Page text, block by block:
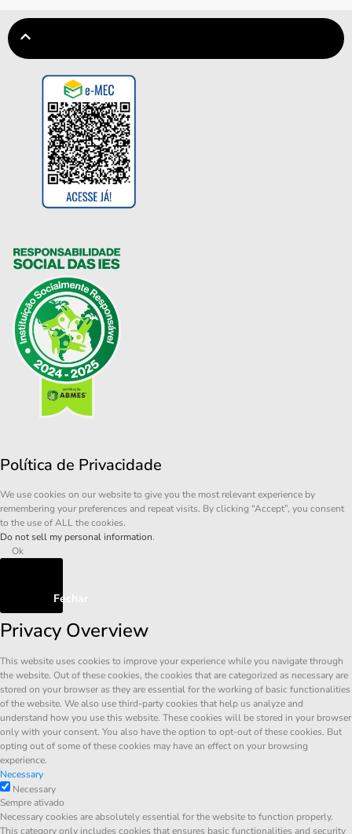
Política de Privacidade
We use cookies on our website to give you the most relevant experience by
remembering your preferences and repeat visits. By clicking “Accept”, you consent
to the use of ALL the cookies.
Do not sell my personal information.
Ok
Fechar
Privacy Overview
This website uses cookies to improve your experience while you navigate through
the website. Out of these cookies, the cookies that are categorized as necessary are
stored on your browser as they are essential for the working of basic functionalities
of the website. We also use third-party cookies that help us analyze and
understand how you use this website. These cookies will be stored in your browser
only with your consent. You also have the option to opt-out of these cookies. But
opting out of some of these cookies may have an effect on your browsing
experience.
Necessary
Necessary
Sempre ativado
Necessary cookies are absolutely essential for the website to function properly.
This category only includes cookies that ensures basic functionalities and security